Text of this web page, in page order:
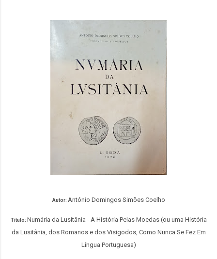
Autor: António Domingos Simões Coelho
Título: Numária da Lusitânia - A História Pelas Moedas (ou uma História
da Lusitânia, dos Romanos e dos Visigodos, Como Nunca Se Fez Em
Língua Portuguesa)